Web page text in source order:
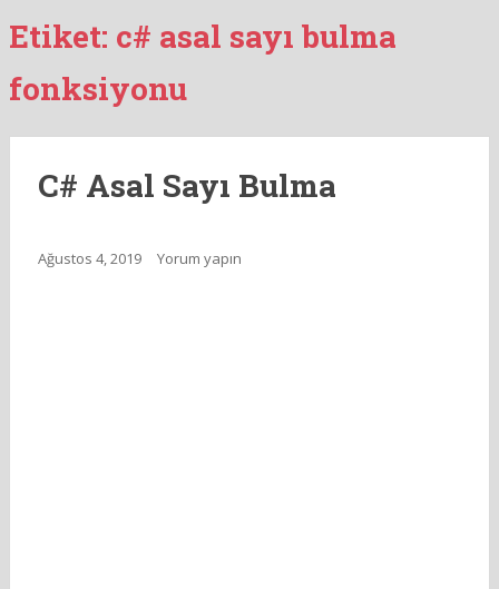
Etiket: c# asal sayı bulma
fonksiyonu
C# Asal Sayı Bulma
Ağustos 4, 2019 Yorum yapın